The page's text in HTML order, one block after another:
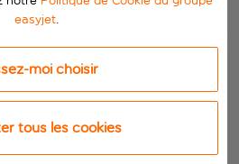
easyjet.
moi choisir
tous les cookies